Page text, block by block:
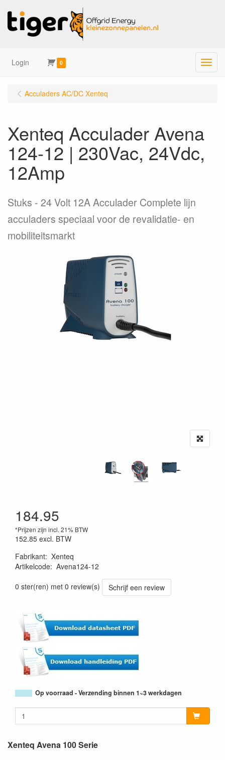
Login 0 Menu
Acculaders AC/DC Xenteq
Xenteq Acculader Avena
124-12 | 230Vac, 24Vdc,
12Amp
Stuks
24 Volt 12A Acculader Complete lijn
acculaders speciaal voor de revalidatie- en
mobiliteitsmarkt
184.95
*Prijzen zijn incl. 21% BTW
152.85 excl. BTW
Fabrikant: Xenteq
Artikelcode: Avena124-12
0 ster(ren) met 0 review(s)
Schrijf een review
Op voorraad - Verzending binnen 1~3 werkdagen
Xenteq Avena 100 Serie